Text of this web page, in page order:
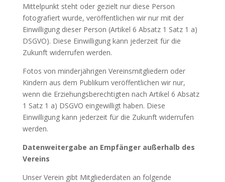
Mittelpunkt steht oder gezielt nur diese Person
fotografiert wurde, veröffentlichen wir nur mit der
Einwilligung dieser Person (Artikel 6 Absatz 1 Satz 1 a)
DSGVO). Diese Einwilligung kann jederzeit für die
Zukunft widerrufen werden.
Fotos von minderjährigen Vereinsmitgliedern oder
Kindern aus dem Publikum veröffentlichen wir nur,
wenn die Erziehungsberechtigten nach Artikel 6 Absatz
1 Satz 1 a) DSGVO eingewilligt haben. Diese
Einwilligung kann jederzeit für die Zukunft widerrufen
werden.
Datenweitergabe an Empfänger außerhalb des
Vereins
Unser Verein gibt Mitgliederdaten an folgende